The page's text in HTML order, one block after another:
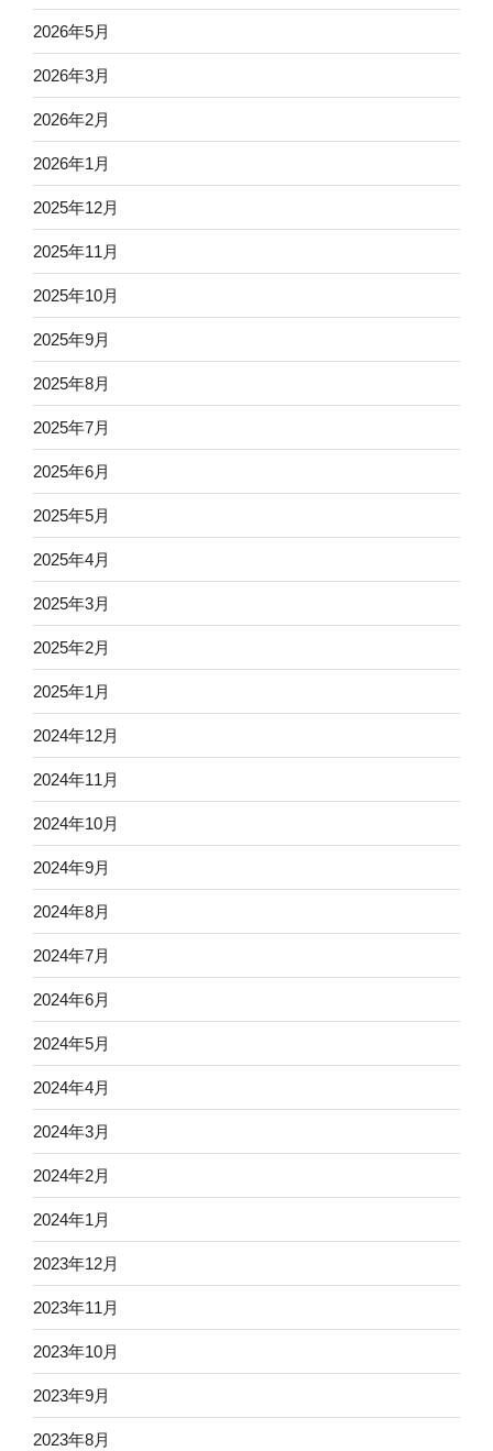
2026年5月
2026年3月
2026年2月
2026年1月
2025年12月
2025年11月
2025年10月
2025年9月
2025年8月
2025年7月
2025年6月
2025年5月
2025年4月
2025年3月
2025年2月
2025年1月
2024年12月
2024年11月
2024年10月
2024年9月
2024年8月
2024年7月
2024年6月
2024年5月
2024年4月
2024年3月
2024年2月
2024年1月
2023年12月
2023年11月
2023年10月
2023年9月
2023年8月